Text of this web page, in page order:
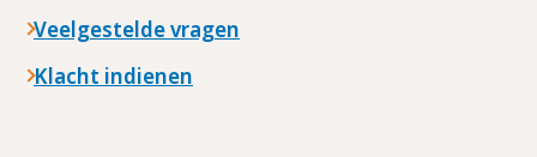
Veelgestelde vragen
Klacht indienen